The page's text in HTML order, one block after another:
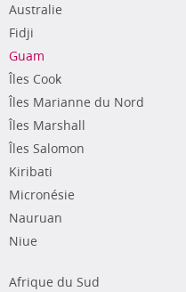
Australie
Fidji
Guam
Îles Cook
Îles Marianne du Nord
Îles Marshall
Îles Salomon
Kiribati
Micronésie
Nauruan
Niue
Afrique du Sud